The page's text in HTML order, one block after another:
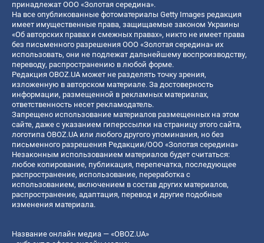
принадлежат ООО «Золотая середина».
На все опубликованные фотоматериалы Getty Images редакция
имеет имущественные права, защищаемые законом Украины
«Об авторских правах и смежных правах», никто не имеет права
без письменного разрешения ООО «Золотая середина» их
использовать, они не подлежат дальнейшему воспроизводству,
переводу, распространению в любой форме.
Редакция OBOZ.UA может не разделять точку зрения,
изложенную в авторском материале. За достоверность
информации, размещенной в рекламных материалах,
ответственность несет рекламодатель.
Запрещено использование материалов размещенных на этом
сайте, даже с указанием гиперссылки на страницу этого сайта,
логотипа OBOZ.UA или любого другого упоминания, но без
письменного разрешения Редакции/ООО «Золотая середина»
Незаконным использованием материалов будет считаться:
любое копирование, публикация, перепечатка, последующее
распространение, использование, переработка с
использованием, включением в состав других материалов,
распространение, адаптация, перевод и другие подобные
изменения материала.
Название онлайн медиа — «OBOZ.UA»